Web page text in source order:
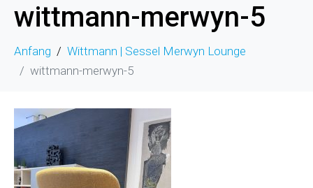
wittmann-merwyn-5
Anfang
Wittmann | Sessel Merwyn Lounge
wittmann-merwyn-5